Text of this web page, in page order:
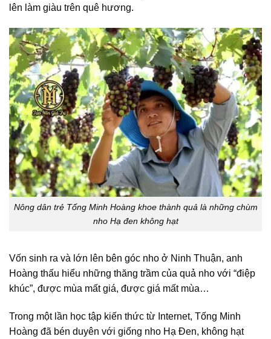
lên làm giàu trên quê hương.
Nông dân trẻ Tống Minh Hoàng khoe thành quả là những chùm
nho Hạ đen không hạt
Vốn sinh ra và lớn lên bên góc nho ở Ninh Thuận, anh
Hoàng thấu hiểu những thăng trầm của quả nho với “điệp
khúc”, được mùa mất giá, được giá mất mùa…
Trong một lần học tập kiến thức từ Internet, Tống Minh
Hoàng đã bén duyên với giống nho Hạ Đen, không hạt